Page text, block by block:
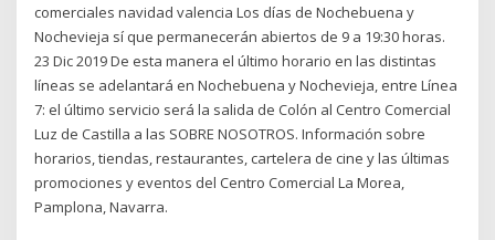
comerciales navidad valencia Los días de Nochebuena y
Nochevieja sí que permanecerán abiertos de 9 a 19:30 horas.
23 Dic 2019 De esta manera el último horario en las distintas
líneas se adelantará en Nochebuena y Nochevieja, entre Línea
7: el último servicio será la salida de Colón al Centro Comercial
Luz de Castilla a las SOBRE NOSOTROS. Información sobre
horarios, tiendas, restaurantes, cartelera de cine y las últimas
promociones y eventos del Centro Comercial La Morea,
Pamplona, Navarra.